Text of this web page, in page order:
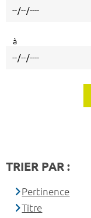
à
TRIER PAR :
Pertinence
Titre